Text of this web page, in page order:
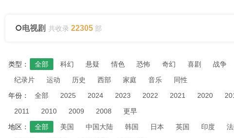
电视剧 共收录22305 部
类型： 全部 科幻 悬疑 情色 恐怖 奇幻 喜剧 战争
纪录片
运动 历史 西部 家庭 音乐
同性
年份：
全部 2025 2024 2023 2022 2021 2020
2011
2010 2009 2008
更早
地区：
全部 美国 中国大陆 韩国 日本 英国 印度